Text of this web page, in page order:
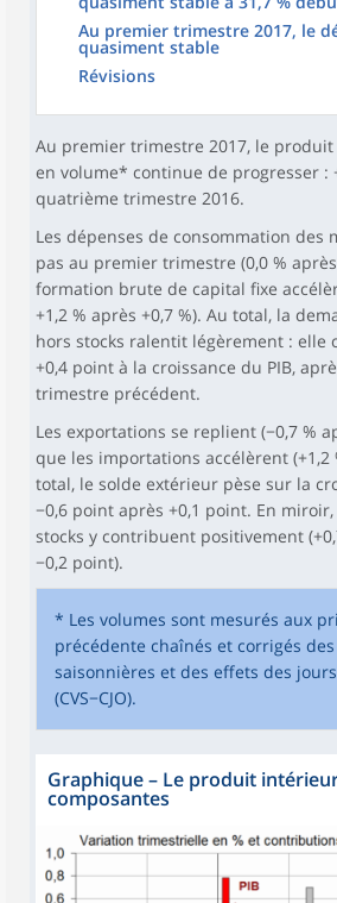
Au premier trimestre 2017, le
quasiment stable
Révisions
Au premier trimestre 2017, le
en volume* continue de progresser :
quatrième trimestre 2016.
Les dépenses de consommation des
pas au premier trimestre (0,0 %
formation brute de capital fixe
+1,2 % après +0,7 %). Au total, la
hors stocks ralentit légèrement : elle
+0,4 point à la croissance du PIB,
trimestre précédent.
Les exportations se replient (−0,7 %
que les importations accélèrent (+1,2
total, le solde extérieur pèse sur la
−0,6 point après +0,1 point. En
stocks y contribuent positivement
−0,2 point).
* Les volumes sont mesurés aux
précédente chaînés et corrigés
saisonnières et des effets des
(CVS−CJO).
Graphique– Le produit
composantes